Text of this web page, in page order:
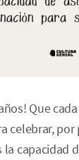
Que
celebrar, por
la capacidad